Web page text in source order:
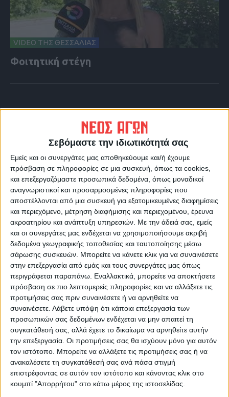
Σεβόμαστε την ιδιωτικότητά σας
Εμείς και οι συνεργάτες μας αποθηκεύουμε και/ή έχουμε
πρόσβαση σε πληροφορίες σε μια συσκευή, όπως τα cookies,
και επεξεργαζόμαστε προσωπικά δεδομένα, όπως μοναδικοί
αναγνωριστικοί και προσαρμοσμένες πληροφορίες που
αποστέλλονται από μια συσκευή για εξατομικευμένες διαφημίσεις
και περιεχόμενο, μέτρηση διαφήμισης και περιεχομένου, έρευνα
ακροατηρίου και ανάπτυξη υπηρεσιών. Με την άδειά σας, εμείς
και οι συνεργάτες μας ενδέχεται να χρησιμοποιήσουμε ακριβή
δεδομένα γεωγραφικής τοποθεσίας και ταυτοποίησης μέσω
σάρωσης συσκευών. Μπορείτε να κάνετε κλικ για να συναινέσετε
στην επεξεργασία από εμάς και τους συνεργάτες μας όπως
περιγράφεται παραπάνω. Εναλλακτικά, μπορείτε να αποκτήσετε
πρόσβαση σε πιο λεπτομερείς πληροφορίες και να αλλάξετε τις
προτιμήσεις σας πριν συναινέσετε ή να αρνηθείτε να
συναινέσετε. Λάβετε υπόψη ότι κάποια επεξεργασία των
προσωπικών σας δεδομένων ενδέχεται να μην απαιτεί τη
συγκατάθεσή σας, αλλά έχετε το δικαίωμα να αρνηθείτε αυτήν
την επεξεργασία. Οι προτιμήσεις σας θα ισχύουν μόνο για αυτόν
τον ιστότοπο. Μπορείτε να αλλάξετε τις προτιμήσεις σας ή να
ανακαλέσετε τη συγκατάθεσή σας ανά πάσα στιγμή
επιστρέφοντας σε αυτόν τον ιστότοπο και κάνοντας κλικ στο
κουμπί "Απορρήτου" στο κάτω μέρος της ιστοσελίδας.
VIDEO ΤΗΣ ΘΕΣΣΑΛΙΑΣ
Φοιτητική στέγη
VIDEO ΤΗΣ ΘΕΣΣΑΛΙΑΣ
Οι 9 άξονες Κουρέτα για να "σωθεί" η
Θεσσαλία από την λειψυδρία